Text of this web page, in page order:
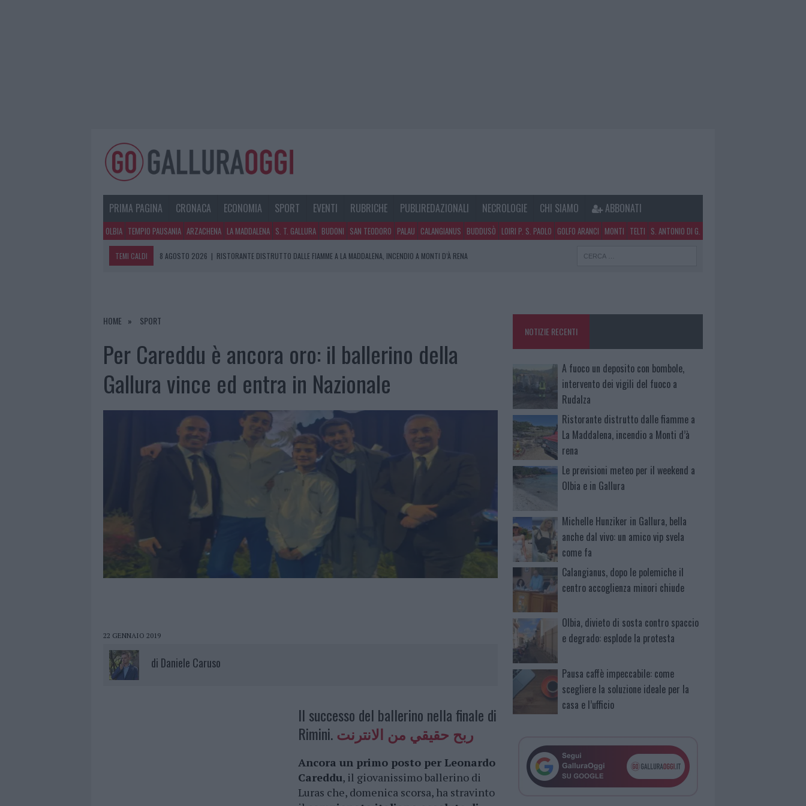
PRIMA PAGINA CRONACA ECONOMIA SPORT EVENTI RUBRICHE PUBLIREDAZIONALI NECROLOGIE CHI SIAMO ABBONATI
OLBIA TEMPIO PAUSANIA ARZACHENA LA MADDALENA S. T. GALLURA BUDONI SAN TEODORO PALAU CALANGIANUS BUDDUSÒ LOIRI P. S. PAOLO GOLFO ARANCI MONTI TELTI S. ANTONIO DI G.
TEMI CALDI 8 AGOSTO 2026 | RISTORANTE DISTRUTTO DALLE FIAMME A LA MADDALENA, INCENDIO A MONTI D’À RENA
7 AGOSTO 2026
HOME SPORT
Per Careddu è ancora oro: il ballerino della
Gallura vince ed entra in Nazionale
22 GENNAIO 2019
di Daniele Caruso
Il successo del ballerino nella finale di
Rimini.ربح حقيقي من الانترنت
Ancora un primo posto per Leonardo
Careddu, il giovanissimo ballerino di
Luras che, domenica scorsa, ha stravinto
NOTIZIE RECENTI
A fuoco un deposito con bombole,
intervento dei vigili del fuoco a
Rudalza
Ristorante distrutto dalle fiamme a
La Maddalena, incendio a Monti d’à
rena
Le previsioni meteo per il weekend a
Olbia e in Gallura
Michelle Hunziker in Gallura, bella
anche dal vivo: un amico vip svela
come fa
Calangianus, dopo le polemiche il
centro accoglienza minori chiude
Olbia, divieto di sosta contro spaccio
e degrado: esplode la protesta
Pausa caffè impeccabile: come
scegliere la soluzione ideale per la
casa e l’ufficio